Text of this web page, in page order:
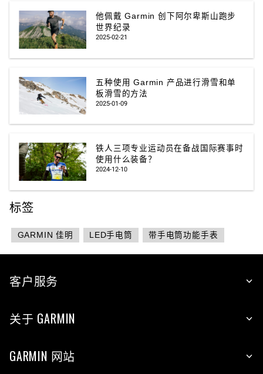
他佩戴 Garmin 创下阿尔卑斯山跑步
世界纪录
2025-02-21
五种使用 Garmin 产品进行滑雪和单
板滑雪的方法
2025-01-09
铁人三项专业运动员在备战国际赛事时
使用什么装备？
2024-12-10
标签
GARMIN 佳明 LED手电筒 带手电筒功能手表
客户服务
关于 GARMIN
GARMIN 网站